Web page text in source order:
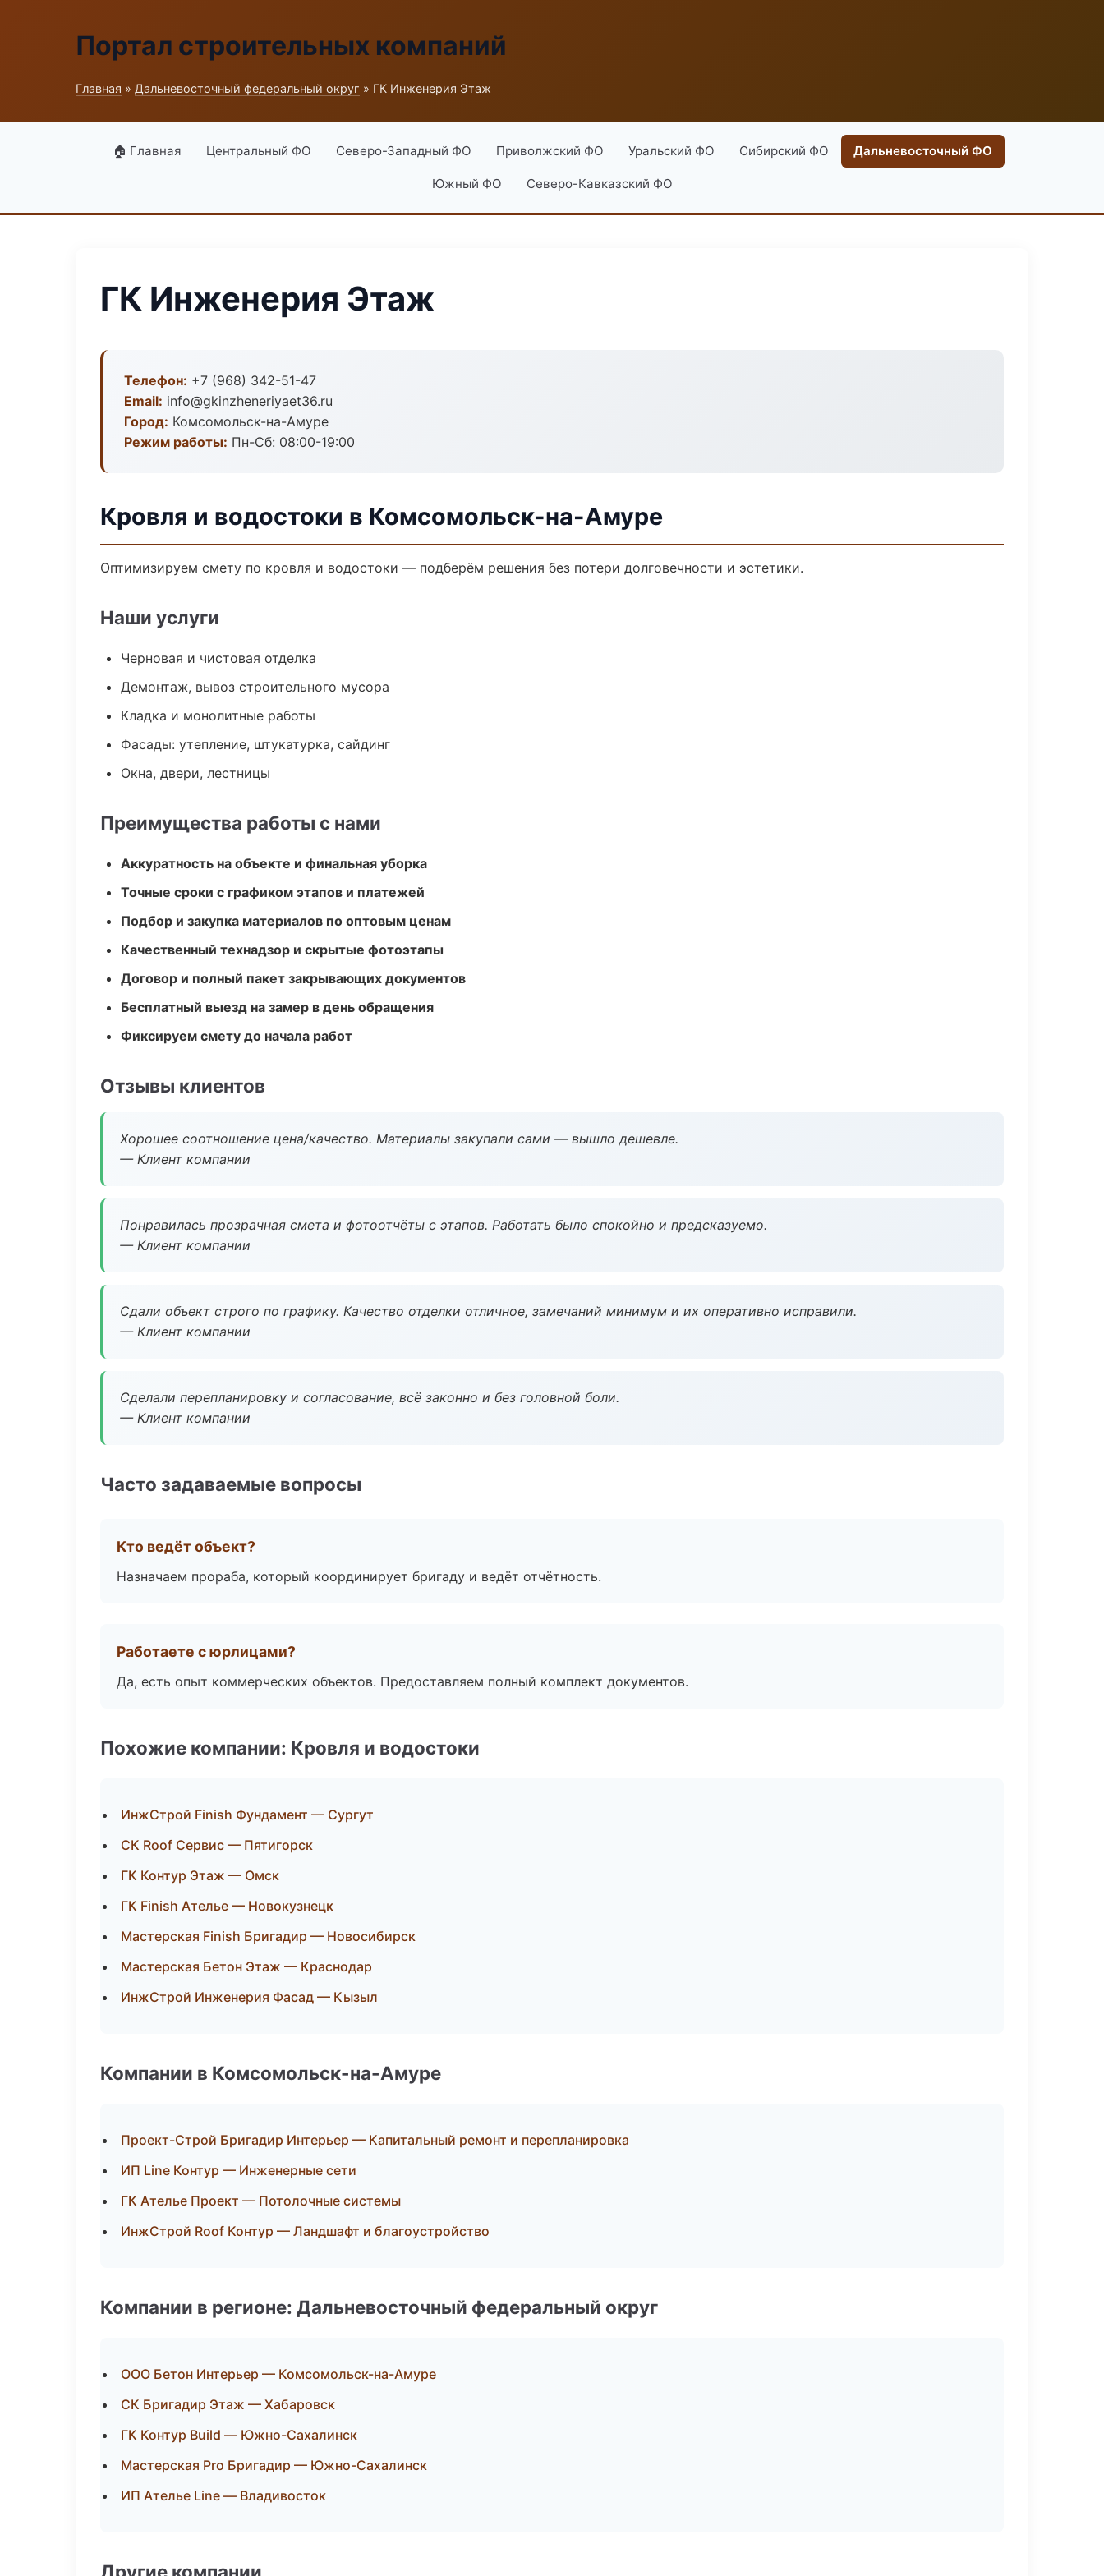
Портал строительных компаний
Главная » Дальневосточный федеральный округ » ГК Инженерия Этаж
🏠 Главная Центральный ФО Северо-Западный ФО Приволжский ФО Уральский ФО Сибирский ФО Дальневосточный ФО
Южный ФО Северо-Кавказский ФО
ГК Инженерия Этаж
Телефон: +7 (968) 342-51-47
Email: info@gkinzheneriyaet36.ru
Город: Комсомольск-на-Амуре
Режим работы: Пн-Сб: 08:00-19:00
Кровля и водостоки в Комсомольск-на-Амуре
Оптимизируем смету по кровля и водостоки — подберём решения без потери долговечности и эстетики.
Наши услуги
Черновая и чистовая отделка
Демонтаж, вывоз строительного мусора
Кладка и монолитные работы
Фасады: утепление, штукатурка, сайдинг
Окна, двери, лестницы
Преимущества работы с нами
Аккуратность на объекте и финальная уборка
Точные сроки с графиком этапов и платежей
Подбор и закупка материалов по оптовым ценам
Качественный технадзор и скрытые фотоэтапы
Договор и полный пакет закрывающих документов
Бесплатный выезд на замер в день обращения
Фиксируем смету до начала работ
Отзывы клиентов
Хорошее соотношение цена/качество. Материалы закупали сами — вышло дешевле.
— Клиент компании
Понравилась прозрачная смета и фотоотчёты с этапов. Работать было спокойно и предсказуемо.
— Клиент компании
Сдали объект строго по графику. Качество отделки отличное, замечаний минимум и их оперативно исправили.
— Клиент компании
Сделали перепланировку и согласование, всё законно и без головной боли.
— Клиент компании
Часто задаваемые вопросы
Кто ведёт объект?
Назначаем прораба, который координирует бригаду и ведёт отчётность.
Работаете с юрлицами?
Да, есть опыт коммерческих объектов. Предоставляем полный комплект документов.
Похожие компании: Кровля и водостоки
ИнжСтрой Finish Фундамент — Сургут
СК Roof Сервис — Пятигорск
ГК Контур Этаж — Омск
ГК Finish Ателье — Новокузнецк
Мастерская Finish Бригадир — Новосибирск
Мастерская Бетон Этаж — Краснодар
ИнжСтрой Инженерия Фасад — Кызыл
Компании в Комсомольск-на-Амуре
Проект-Строй Бригадир Интерьер — Капитальный ремонт и перепланировка
ИП Line Контур — Инженерные сети
ГК Ателье Проект — Потолочные системы
ИнжСтрой Roof Контур — Ландшафт и благоустройство
Компании в регионе: Дальневосточный федеральный округ
ООО Бетон Интерьер — Комсомольск-на-Амуре
СК Бригадир Этаж — Хабаровск
ГК Контур Build — Южно-Сахалинск
Мастерская Pro Бригадир — Южно-Сахалинск
ИП Ателье Line — Владивосток
Другие компании